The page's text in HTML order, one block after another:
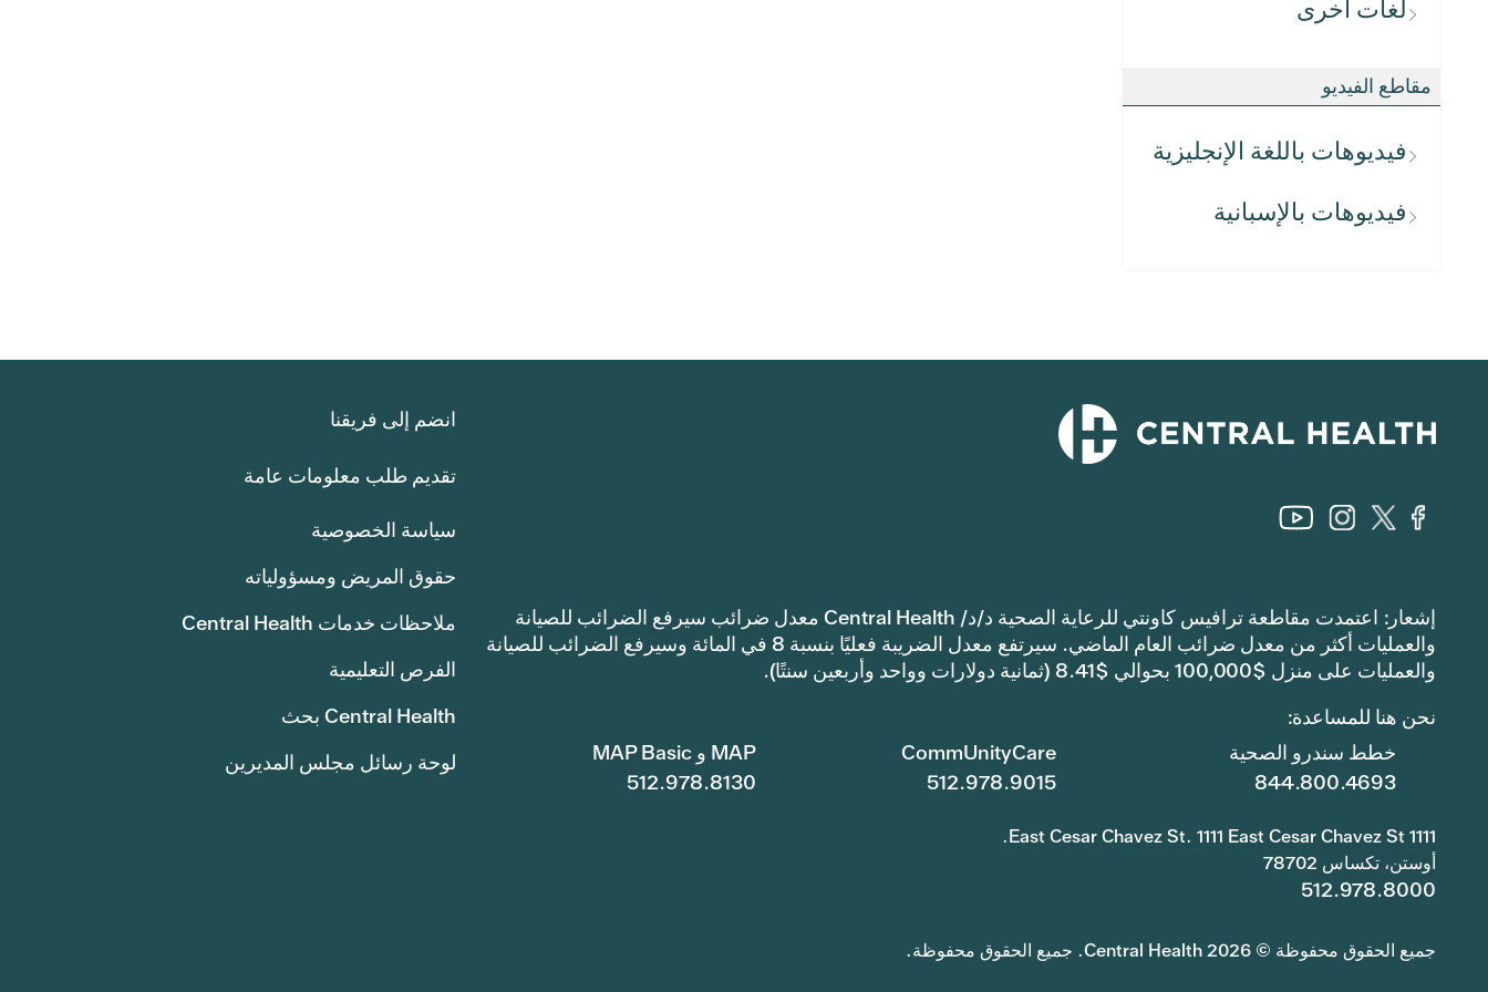
لغات أخرى
مقاطع الفيديو
فيديوهات باللغة الإنجليزية
فيديوهات بالإسبانية
إشعار: اعتمدت مقاطعة ترافيس كاونتي للرعاية الصحية د/د/ Central Health معدل ضرائب سيرفع الضرائب للصيانة
والعمليات أكثر من معدل ضرائب العام الماضي. سيرتفع معدل الضريبة فعليًا بنسبة 8 في المائة وسيرفع الضرائب للصيانة
والعمليات على منزل $100,000 بحوالي $8.41 (ثمانية دولارات وواحد وأربعين سنتًا).
نحن هنا للمساعدة:
MAP و MAP Basic
512.978.8130
CommUnityCare
512.978.9015
خطط سندرو الصحية
844.800.4693
1111 East Cesar Chavez St. 1111 East Cesar Chavez St.
أوستن، تكساس 78702
512.978.8000
جميع الحقوق محفوظة © 2026 Central Health. جميع الحقوق محفوظة.
انضم إلى فريقنا
تقديم طلب معلومات عامة
سياسة الخصوصية
حقوق المريض ومسؤولياته
ملاحظات خدمات Central Health
الفرص التعليمية
Central Health بحث
لوحة رسائل مجلس المديرين